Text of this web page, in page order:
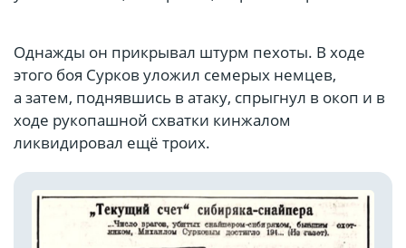
Однажды он прикрывал штурм пехоты. В ходе
этого боя Сурков уложил семерых немцев,
а затем, поднявшись в атаку, спрыгнул в окоп и в
ходе рукопашной схватки кинжалом
ликвидировал ещё троих.